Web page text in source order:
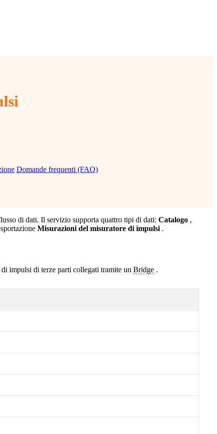
Domande frequenti (FAQ)
di dati. Il servizio supporta quattro tipi di dati: Catalogo ,
Misurazioni del misuratore di impulsi .
impulsi di terze parti collegati tramite un Bridge .